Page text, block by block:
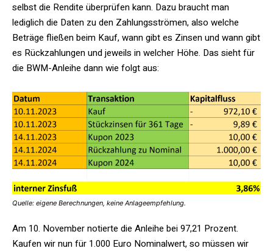
selbst die Rendite überprüfen kann. Dazu braucht man
lediglich die Daten zu den Zahlungsströmen, also welche
Beträge fließen beim Kauf, wann gibt es Zinsen und wann gibt
es Rückzahlungen und jeweils in welcher Höhe. Das sieht für
die BWM-Anleihe dann wie folgt aus:
Quelle: eigene Berechnungen, keine Anlageempfehlung.
Am 10. November notierte die Anleihe bei 97,21 Prozent.
Kaufen wir nun für 1.000 Euro Nominalwert, so müssen wir